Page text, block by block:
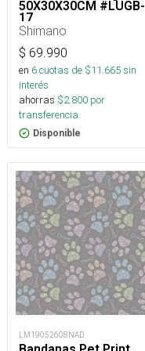
50X30X30CM #LUGB-
17_
Shimano
$ 69.990
en 6cuotas de $11.665sin
interés
ahorras $2.800 por
transferencia.
Disponible
LM19052608NAD